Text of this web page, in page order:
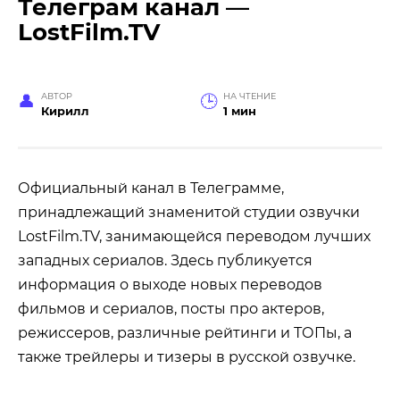
Телеграм канал —
LostFilm.TV
АВТОР
Кирилл
НА ЧТЕНИЕ
1 мин
Официальный канал в Телеграмме,
принадлежащий знаменитой студии озвучки
LostFilm.TV, занимающейся переводом лучших
западных сериалов. Здесь публикуется
информация о выходе новых переводов
фильмов и сериалов, посты про актеров,
режиссеров, различные рейтинги и ТОПы, а
также трейлеры и тизеры в русской озвучке.